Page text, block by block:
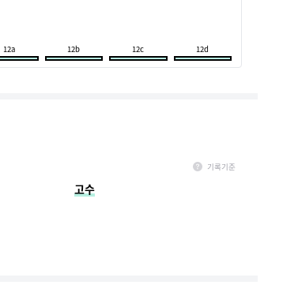
12a 12b 12c 12d
기록기준
매월 1일 ~ 마지막일 기록, 다음 달 1일 정오까지 입력한 데이터만 반영됩니다.
(ex. 3월 명예의 전당 - 4월 1일 정오 이전까지 입력완료한 결과가 반영)
고수